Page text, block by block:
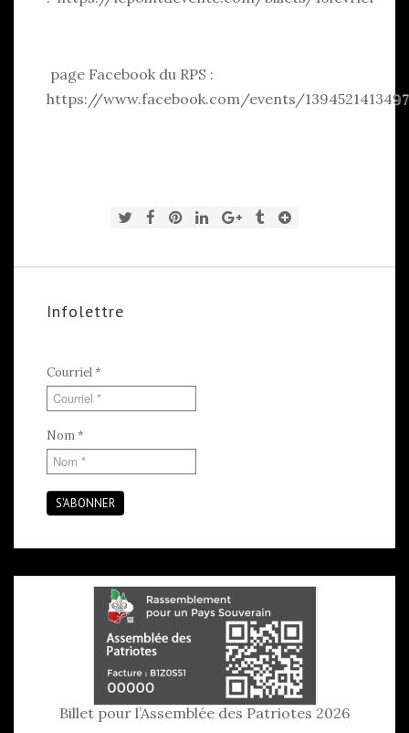
page Facebook du RPS :
https://www.facebook.com/events/
Infolettre
Courriel*
Nom*
S'ABONNER
Billet pour l’Assemblée des Patriotes 2026